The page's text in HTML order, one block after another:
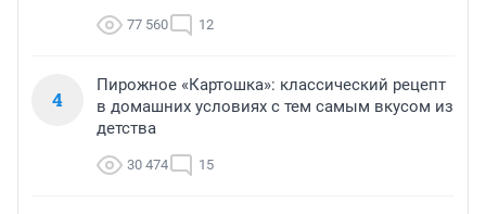
77 560 12
4
Пирожное «Картошка»: классический рецепт
в домашних условиях с тем самым вкусом из
детства
30 474 15